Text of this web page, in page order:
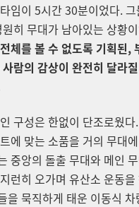
임이 5시간 30분이었다.
히 무대가 남아있는 상황
체를 볼 수 없도록 기획된,
람의 감상이 완전히 달라
구성은 한없이 단조로웠
에 맞는 소품을 거의 무대
중앙의 돌출 무대와 메인
런히 오가며 유산소 운동
을 묵직하게 태운 이동식